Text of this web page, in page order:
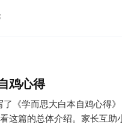
鸡心得
《学而思大白本自鸡心得
这篇的总体介绍。家长互